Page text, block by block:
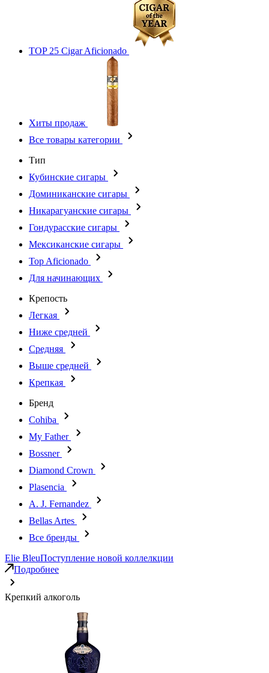
TOP 25 Cigar Aficionado
Хиты продаж
Все товары категории
Тип
Кубинские сигары
Доминиканские сигары
Никарагуанские сигары
Гондурасские сигары
Мексиканские сигары
Top Aficionado
Для начинающих
Крепость
Легкая
Ниже средней
Средняя
Выше средней
Крепкая
Бренд
Cohiba
My Father
Bossner
Diamond Crown
Plasencia
A. J. Fernandez
Bellas Artes
Все бренды
Elie BleuПоступление новой коллелкции
Подробнее
Крепкий алкоголь